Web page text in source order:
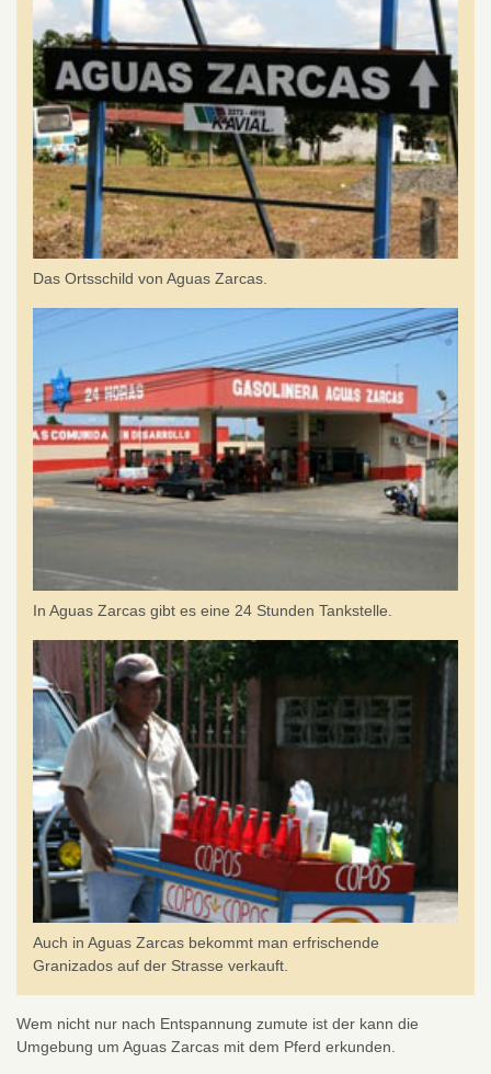
Das Ortsschild von Aguas Zarcas.
In Aguas Zarcas gibt es eine 24 Stunden Tankstelle.
Auch in Aguas Zarcas bekommt man erfrischende
Granizados auf der Strasse verkauft.
Wem nicht nur nach Entspannung zumute ist der kann die
Umgebung um Aguas Zarcas mit dem Pferd erkunden.